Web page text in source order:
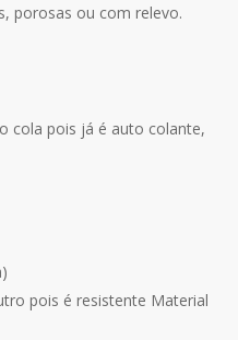
porosas ou com relevo.
cola pois já é auto colante,
pois é resistente Material